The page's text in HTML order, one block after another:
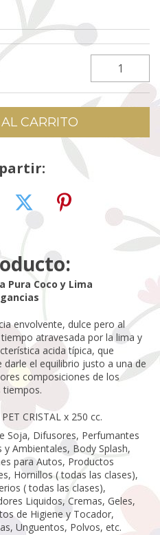
Pura Coco y Lima
envolvente, dulce pero al
atravesada por la lima y
acida típica, que
darle el equilibrio justo a una de
composiciones de los
CRISTAL x 250 cc.
Soja, Difusores, Perfumantes
y Ambientales, Body Splash,
para Autos, Productos
Hornillos ( todas las clases),
( todas las clases),
Liquidos, Cremas, Geles,
de Higiene y Tocador,
Unguentos, Polvos, etc.